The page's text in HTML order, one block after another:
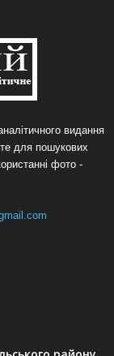
видання
для пошукових
фото -